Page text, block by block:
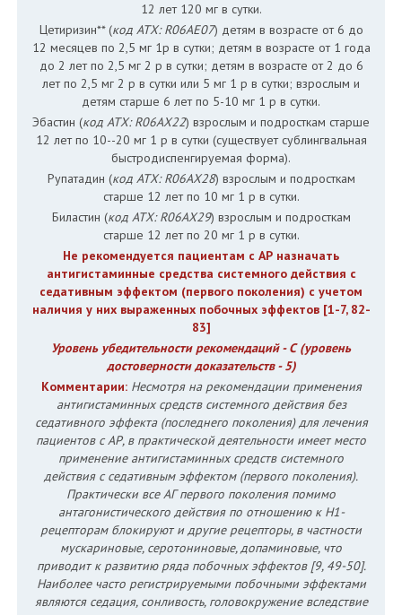
12 лет 120 мг в сутки.
Цетиризин** (код АТХ: R06AE07) детям в возрасте от 6 до
12 месяцев по 2,5 мг 1р в сутки; детям в возрасте от 1 года
до 2 лет по 2,5 мг 2 р в сутки; детям в возрасте от 2 до 6
лет по 2,5 мг 2 р в сутки или 5 мг 1 р в сутки; взрослым и
детям старше 6 лет по 5-10 мг 1 р в сутки.
Эбастин (код АТХ: R06AX22) взрослым и подросткам старше
12 лет по 10--20 мг 1 р в сутки (существует сублингвальная
быстродиспенгируемая форма).
Рупатадин (код АТХ: R06AX28) взрослым и подросткам
старше 12 лет по 10 мг 1 р в сутки.
Биластин (код АТХ: R06AX29) взрослым и подросткам
старше 12 лет по 20 мг 1 р в сутки.
Не рекомендуется пациентам с АР назначать
антигистаминные средства системного действия с
седативным эффектом (первого поколения) с учетом
наличия у них выраженных побочных эффектов [1-7, 82-
83]
Уровень убедительности рекомендаций - С (уровень
достоверности доказательств - 5)
Комментарии: Несмотря на рекомендации применения
антигистаминных средств системного действия без
седативного эффекта (последнего поколения) для лечения
пациентов с АР, в практической деятельности имеет место
применение антигистаминных средств системного
действия с седативным эффектом (первого поколения).
Практически все АГ первого поколения помимо
антагонистического действия по отношению к Н1-
рецепторам блокируют и другие рецепторы, в частности
мускариновые, серотониновые, допаминовые, что
приводит к развитию ряда побочных эффектов [9, 49-50].
Наиболее часто регистрируемыми побочными эффектами
являются седация, сонливость, головокружение вследствие